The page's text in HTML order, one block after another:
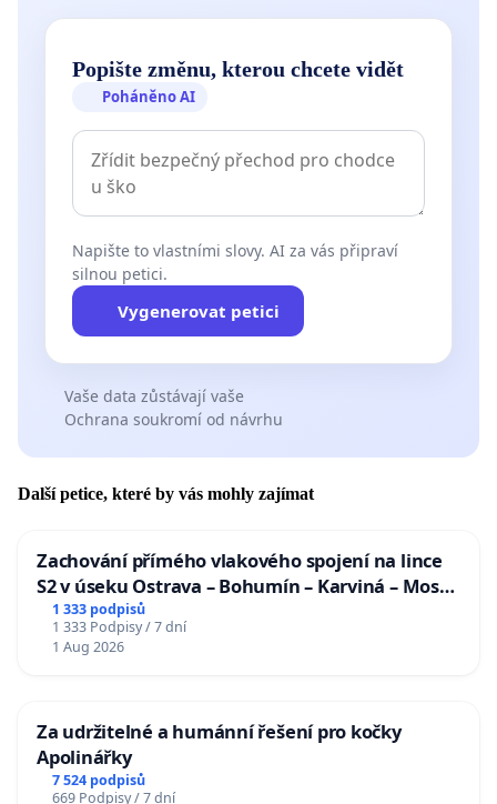
Popište změnu, kterou chcete vidět
Poháněno AI
Napište to vlastními slovy. AI za vás připraví
silnou petici.
Vygenerovat petici
Vaše data zůstávají vaše
Ochrana soukromí od návrhu
Další petice, které by vás mohly zajímat
Zachování přímého vlakového spojení na lince
S2 v úseku Ostrava – Bohumín – Karviná – Mosty
u Jablunkova
1 333 podpisů
1 333 Podpisy / 7 dní
1 Aug 2026
Za udržitelné a humánní řešení pro kočky
Apolinářky
7 524 podpisů
669 Podpisy / 7 dní